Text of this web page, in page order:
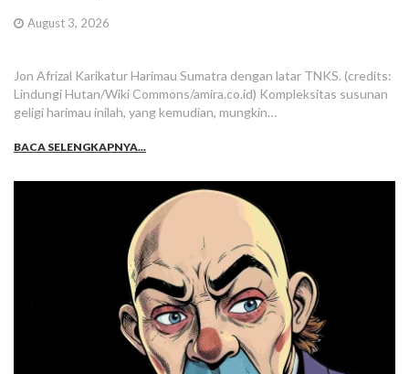
August 3, 2026
Jon Afrizal Karikatur Harimau Sumatra dengan latar TNKS. (credits:
Lindungi Hutan/Wiki Commons/amira.co.id) Kompleksitas susunan
geligi harimau inilah, yang kemudian, mungkin…
BACA SELENGKAPNYA...